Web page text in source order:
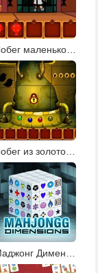
Побег маленькой девочки
Побег из золотого рудника